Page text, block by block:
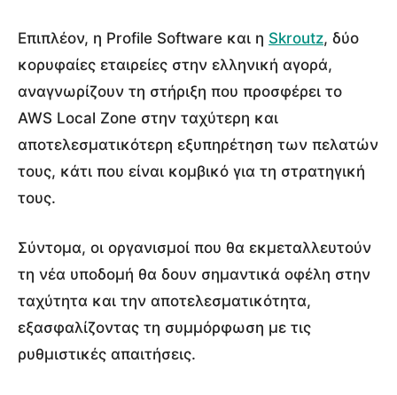
Επιπλέον, η Profile Software και η Skroutz, δύο
κορυφαίες εταιρείες στην ελληνική αγορά,
αναγνωρίζουν τη στήριξη που προσφέρει το
AWS Local Zone στην ταχύτερη και
αποτελεσματικότερη εξυπηρέτηση των πελατών
τους, κάτι που είναι κομβικό για τη στρατηγική
τους.
Σύντομα, οι οργανισμοί που θα εκμεταλλευτούν
τη νέα υποδομή θα δουν σημαντικά οφέλη στην
ταχύτητα και την αποτελεσματικότητα,
εξασφαλίζοντας τη συμμόρφωση με τις
ρυθμιστικές απαιτήσεις.